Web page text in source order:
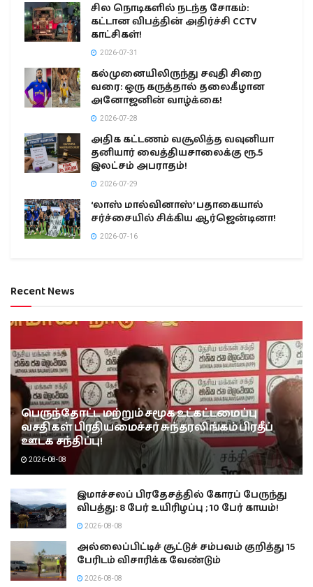
சில நொடிகளில் நடந்த சோகம்:
கட்டான விபத்தின் அதிர்ச்சி CCTV
காட்சிகள்!
2026-07-31
கல்முனையிலிருந்து சவுதி சிறை
வரை: ஒரு கருத்தால் தலைகீழான
அனோஜனின் வாழ்க்கை!
2026-07-28
அதிக கட்டணம் வசூலித்த வவுனியா
தனியார் வைத்தியசாலைக்கு ரூ.5
இலட்சம் அபராதம்!
2026-07-29
‘லாஸ் மால்வினாஸ்’ பதாகையால்
சர்ச்சையில் சிக்கிய ஆர்ஜென்டினா!
2026-07-16
Recent News
பெருந்தோட்ட மற்றும் சமூக உட்கட்டமைப்பு
வசதிகள் பிரதியமைச்சர் சுந்தரலிங்கம் பிரதீப்
ஊடக சந்திப்பு!
2026-08-08
இமாச்சலப் பிரதேசத்தில் கோரப் பேருந்து
விபத்து: 8 பேர் உயிரிழப்பு ; 10 பேர் காயம்!
2026-08-08
அல்லைப்பிட்டிச் சூட்டுச் சம்பவம் குறித்து 15
பேரிடம் விசாரிக்க வேண்டும்
2026-08-08